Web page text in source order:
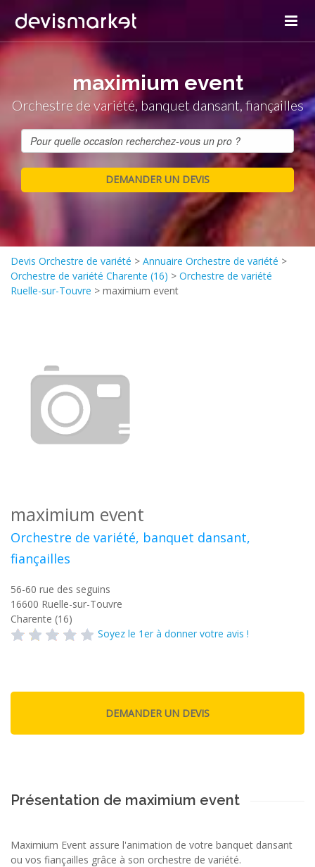
maximium event
Orchestre de variété, banquet dansant, fiançailles
Devis Orchestre de variété > Annuaire Orchestre de variété >
Orchestre de variété Charente (16) > Orchestre de variété
Ruelle-sur-Touvre > maximium event
maximium event
Orchestre de variété, banquet dansant,
fiançailles
56-60 rue des seguins
16600 Ruelle-sur-Touvre
Charente (16)
Soyez le 1er à donner votre avis !
Présentation de maximium event
Maximium Event assure l'animation de votre banquet dansant
ou vos fiançailles grâce à son orchestre de variété.